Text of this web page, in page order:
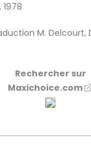
1978
M. Delcourt,
Rechercher sur
Maxichoice.com